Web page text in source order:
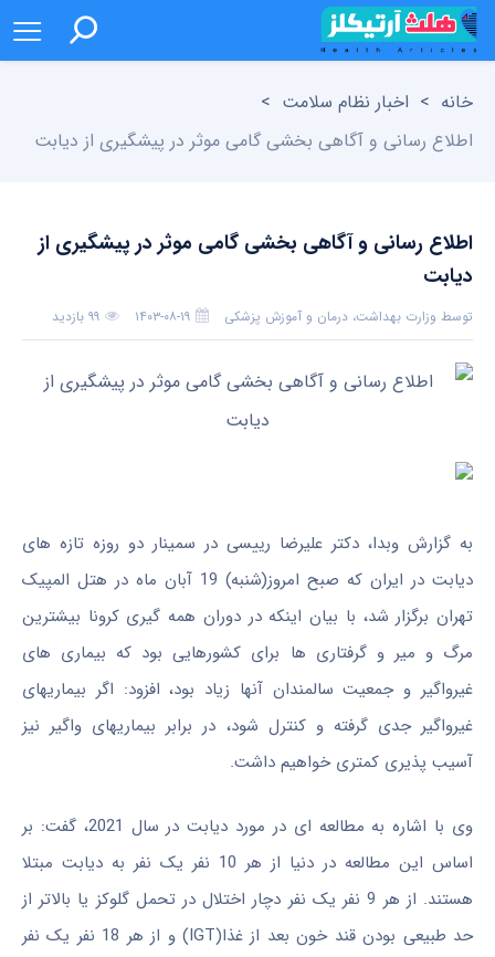
خانه > اخبار نظام سلامت >
اطلاع رسانی و آگاهی بخشی گامی موثر در پیشگیری از دیابت
اطلاع رسانی و آگاهی بخشی گامی موثر در پیشگیری از
دیابت
توسط وزارت بهداشت، درمان و آموزش پزشکی ۱۴۰۳-۰۸-۱۹
۹۹ بازدید
بدون دیدگاه
به گزارش وبدا، دکتر علیرضا رییسی در سمینار دو روزه تازه های
دیابت در ایران که صبح امروز(شنبه) 19 آبان ماه در هتل المپیک
تهران برگزار شد، با بیان اینکه در دوران همه گیری کرونا بیشترین
مرگ و میر و گرفتاری ها برای کشورهایی بود که بیماری های
غیرواگیر و جمعیت سالمندان آنها زیاد بود، افزود: اگر بیماریهای
غیرواگیر جدی گرفته و کنترل شود، در برابر بیماریهای واگیر نیز
آسیب پذیری کمتری خواهیم داشت.
وی با اشاره به مطالعه ای در مورد دیابت در سال 2021، گفت: بر
اساس این مطالعه در دنیا از هر 10 نفر یک نفر به دیابت مبتلا
هستند. از هر 9 نفر یک نفر دچار اختلال در تحمل گلوکز یا بالاتر از
حد طبیعی بودن قند خون بعد از غذا(IGT) و از هر 18 نفر یک نفر